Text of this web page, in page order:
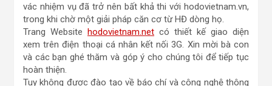
vác nhiệm vụ đã trở nên bất khả thi với hodovietnam.vn,
trong khi chờ một giải pháp căn cơ từ HĐ dòng họ.
Trang Website hodovietnam.net có thiết kế giao diện
xem trên điện thoại cá nhân kết nối 3G. Xin mời bà con
và các bạn ghé thăm và góp ý cho chúng tôi để tiếp tục
hoàn thiện.
Tuy không được đào tạo về báo chí và công nghệ thông